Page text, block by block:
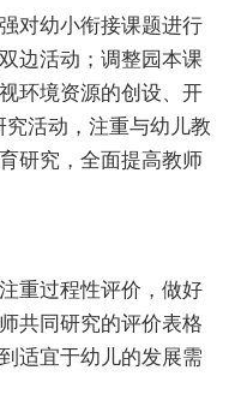
幼小衔接课题进行
边活动；调整园本课
环境资源的创设、开
活动，注重与幼儿教
研究，全面提高教师
过程性评价，做好
共同研究的评价表格
适宜于幼儿的发展需